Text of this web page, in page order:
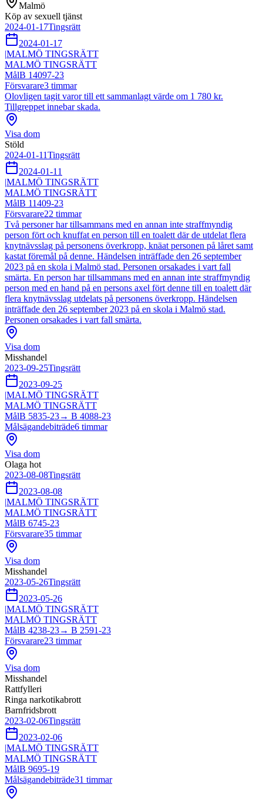
Malmö
Köp av sexuell tjänst
2024-01-17Tingsrätt
2024-01-17
|MALMÖ TINGSRÄTT
MALMÖ TINGSRÄTT
MålB 14097-23
Försvarare3 timmar
Olovligen tagit varor till ett sammanlagt värde om 1 780 kr.
Tillgreppet innebar skada.
Visa dom
Stöld
2024-01-11Tingsrätt
2024-01-11
|MALMÖ TINGSRÄTT
MALMÖ TINGSRÄTT
MålB 11409-23
Försvarare22 timmar
Två personer har tillsammans med en annan inte straffmyndig
person fört och knuffat en person till en toalett där de utdelat flera
knytnävsslag på personens överkropp, knäat personen på låret samt
kastat föremål på denne. Händelsen inträffade den 26 september
2023 på en skola i Malmö stad. Personen orsakades i vart fall
smärta. En person har tillsammans med en annan inte straffmyndig
person med en hand på en persons axel fört denne till en toalett där
flera knytnävsslag utdelats på personens överkropp. Händelsen
inträffade den 26 september 2023 på en skola i Malmö stad.
Personen orsakades i vart fall smärta.
Visa dom
Misshandel
2023-09-25Tingsrätt
2023-09-25
|MALMÖ TINGSRÄTT
MALMÖ TINGSRÄTT
MålB 5835-23→ B 4088-23
Målsägandebiträde6 timmar
Visa dom
Olaga hot
2023-08-08Tingsrätt
2023-08-08
|MALMÖ TINGSRÄTT
MALMÖ TINGSRÄTT
MålB 6745-23
Försvarare35 timmar
Visa dom
Misshandel
2023-05-26Tingsrätt
2023-05-26
|MALMÖ TINGSRÄTT
MALMÖ TINGSRÄTT
MålB 4238-23→ B 2591-23
Försvarare23 timmar
Visa dom
Misshandel
Rattfylleri
Ringa narkotikabrott
Barnfridsbrott
2023-02-06Tingsrätt
2023-02-06
|MALMÖ TINGSRÄTT
MALMÖ TINGSRÄTT
MålB 9695-19
Målsägandebiträde31 timmar